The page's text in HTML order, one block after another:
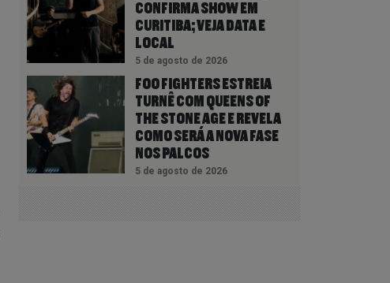
CONFIRMA SHOW EM
CURITIBA; VEJA DATA E
LOCAL
5 de agosto de 2026
FOO FIGHTERS ESTREIA
TURNÊ COM QUEENS OF
THE STONE AGE E REVELA
COMO SERÁ A NOVA FASE
NOS PALCOS
5 de agosto de 2026